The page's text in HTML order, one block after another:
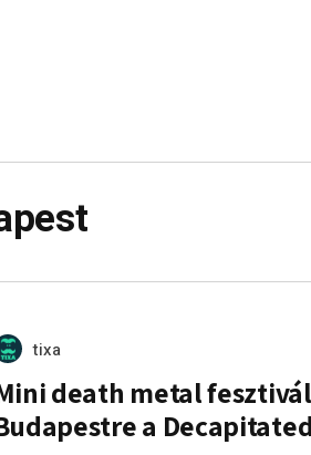
tixa
death metal
a Decapitated